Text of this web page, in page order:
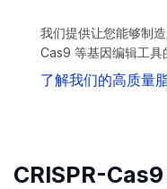
我们提供让您能够制
Cas9 等基因编辑工具
了解我们的高质量
CRISPR-